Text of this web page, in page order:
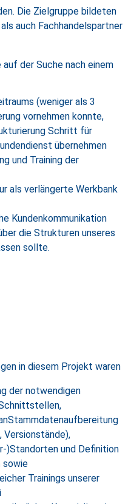
Die Zielgruppe bildeten
auch Fachhandelspartner
der Suche nach einem
(weniger als 3
vornehmen konnte,
Schritt für
übernehmen
und Training der
als verlängerte Werkbank
Kundenkommunikation
die Strukturen unseres
sollte.
in diesem Projekt waren
der notwendigen
Versionstände),
)Standorten und Definition
sowie
Trainings unserer